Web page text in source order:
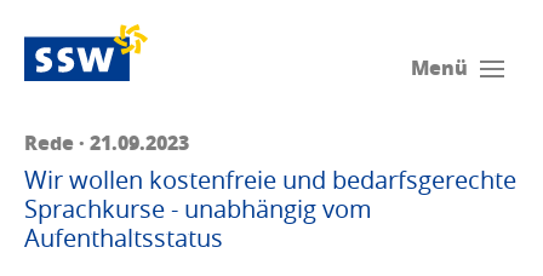
Menü
Rede · 21.09.2023
Wir wollen kostenfreie und bedarfsgerechte
Sprachkurse - unabhängig vom
Aufenthaltsstatus